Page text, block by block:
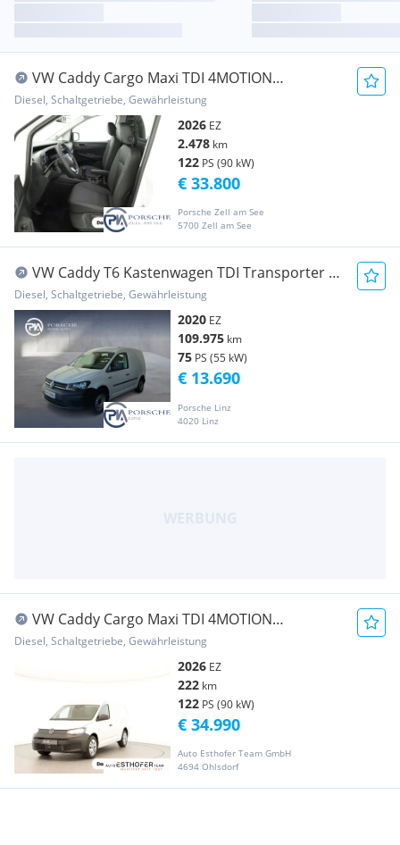
VW Caddy Cargo Maxi TDI 4MOTION
Transporter / Kastenwagen
Diesel, Schaltgetriebe, Gewährleistung
2026 EZ
2.478 km
122 PS (90 kW)
Porsche Zell am See
5700 Zell am See
€ 33.800
VW Caddy T6 Kastenwagen TDI Transporter /
Kastenwagen
Diesel, Schaltgetriebe, Gewährleistung
2020 EZ
109.975 km
75 PS (55 kW)
Porsche Linz
4020 Linz
€ 13.690
VW Caddy Cargo Maxi TDI 4MOTION
Transporter / Kastenwagen
Diesel, Schaltgetriebe, Gewährleistung
2026 EZ
222 km
122 PS (90 kW)
Auto Esthofer Team GmbH
4694 Ohlsdorf
€ 34.990